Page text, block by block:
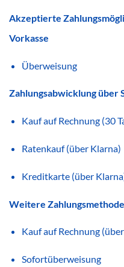
Akzeptierte
Vorkasse
Überweisung
Zahlungsabwicklung über
Kauf auf Rechnung (30
Ratenkauf (über Klarna)
Kreditkarte (über
Weitere
Kauf auf Rechnung (über
Sofortüberweisung